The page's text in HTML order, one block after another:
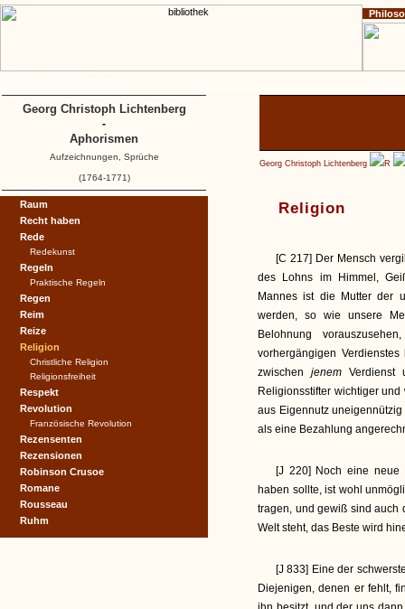
Georg Christoph Lichtenberg R
Religion
[C 217] Der Mensch
des Lohns im Himmel,
Mannes ist die Mutter der
werden, so wie unsere
Belohnung
vorhergängigen
zwischenjenem
Religionsstifter wichtiger
aus Eigennutz
als eine Bezahlung
[J 220] Noch eine neue
haben sollte, ist wohl
tragen, und gewiß sind auch
Welt steht, das Beste wird
[J 833] Eine der
Diejenigen, denen er fehlt,
Raum
Recht haben
Rede
Redekunst
Regeln
Praktische Regeln
Regen
Reim
Reize
Religion
Christliche Religion
Religionsfreiheit
Respekt
Revolution
Französische Revolution
Rezensenten
Rezensionen
Robinson Crusoe
Romane
Rousseau
Ruhm
Georg Christoph Lichtenberg
-
Aphorismen
Aufzeichnungen, Sprüche
(1764-1771)